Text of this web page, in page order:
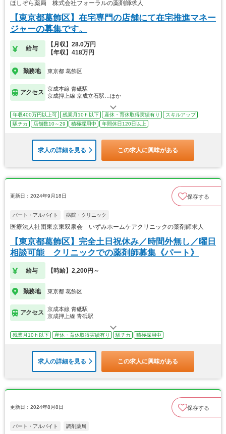
ほしぞら薬局 株式会社フォーラルの薬剤師求人
【東京都葛飾区】在宅専門の店舗にて在宅推進マネー
ジャーの募集です。
給与
【月収】28.0万円
【年収】418万円
勤務地 東京都 葛飾区
アクセス
京成本線 青砥駅
京成押上線 京成立石駅…ほか
年収400万円以上可 残業月10ｈ以下 産休・育休取得実績有り
スキルアップ
駅チカ
店舗数10～29 積極採用中 年間休日120日以上
求人の詳細を見る この求人に興味がある
更新日：2024年9月18日 保存する
パート・アルバイト 病院・クリニック
医療法人社団東京東双泉会 いずみホームケアクリニックの薬剤師求人
【東京都葛飾区】完全土日祝休み／時間外無し／曜日
相談可能 クリニックでの薬剤師募集《パート》
給与 【時給】2,200円～
勤務地 東京都 葛飾区
アクセス
京成本線 青砥駅
京成押上線 青砥駅
残業月10ｈ以下 産休・育休取得実績有り 駅チカ 積極採用中
求人の詳細を見る この求人に興味がある
更新日：2024年8月8日 保存する
パート・アルバイト 調剤薬局